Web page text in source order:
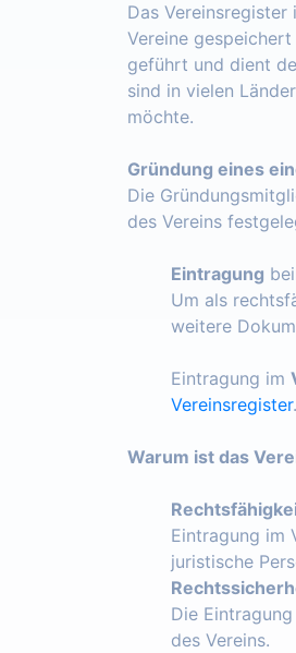
Das
Vereine
geführt und dient
sind in vielen
möchte.
Gründung eines
Die
des Vereins
Eintragung
Um als
weitere
Eintragung im
Vereinsregister
Warum ist das
Eintragung im
juristische
Die
des Vereins.